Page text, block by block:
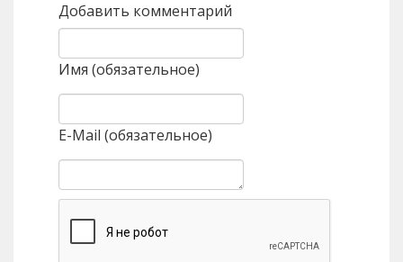
Добавить комментарий
Имя (обязательное)
E-Mail (обязательное)